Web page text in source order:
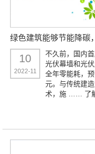
绿色建筑能够节能降碳
10
2022-11
不久前，国内
光伏幕墙和光
全年零能耗，
元。与传统建
术，施 …… 了